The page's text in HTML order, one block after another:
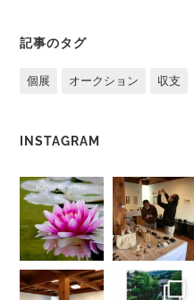
記事のタグ
個展 オークション 収支
INSTAGRAM